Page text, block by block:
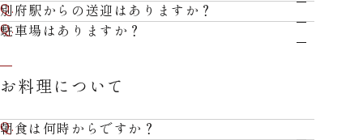
別府駅からの送迎はありますか？
駐車場はありますか？
お料理について
朝食は何時からですか？